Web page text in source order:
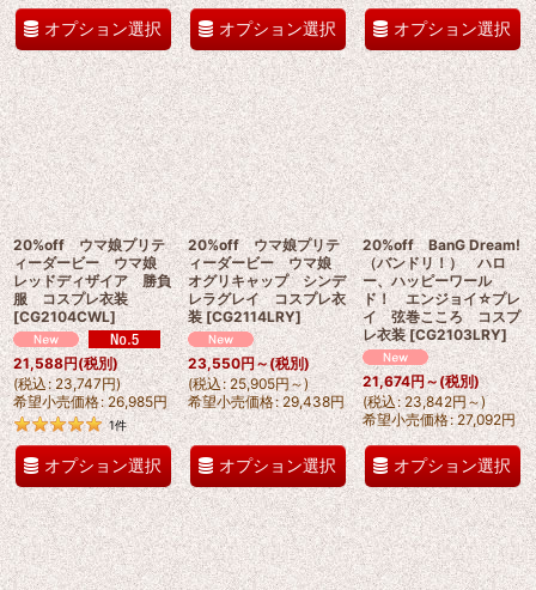
オプション選択 オプション選択 オプション選択
20%off ウマ娘プリテ
ィーダービー ウマ娘
レッドディザイア 勝負
服 コスプレ衣装
[CG2104CWL]
21,588円(税別)
(税込: 23,747円)
希望小売価格: 26,985円
1件
オプション選択
20%off ウマ娘プリテ
ィーダービー ウマ娘
オグリキャップ シンデ
レラグレイ コスプレ衣
装 [CG2114LRY]
23,550円～(税別)
(税込: 25,905円～)
希望小売価格: 29,438円
オプション選択
20%off BanG Dream!
（バンドリ！） ハロ
ー、ハッピーワール
ド！ エンジョイ☆プレ
イ 弦巻こころ コスプ
レ衣装 [CG2103LRY]
21,674円 ～(税別)
(税込: 23,842円～)
希望小売価格: 27,092円
オプション選択